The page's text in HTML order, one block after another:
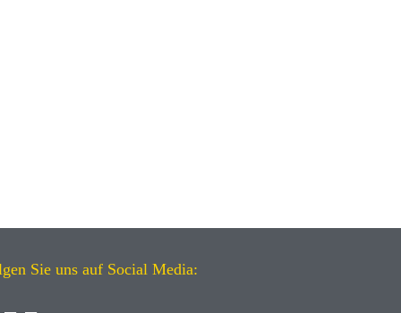
Sie uns auf Social Media: